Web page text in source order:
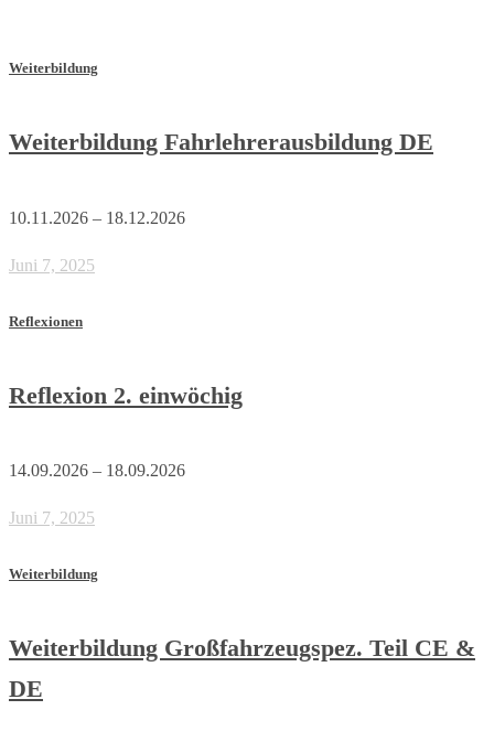
Weiterbildung
Weiterbildung Fahrlehrerausbildung DE
10.11.2026 – 18.12.2026
Juni 7, 2025
Reflexionen
Reflexion 2. einwöchig
14.09.2026 – 18.09.2026
Juni 7, 2025
Weiterbildung
Weiterbildung Großfahrzeugspez. Teil CE &
DE